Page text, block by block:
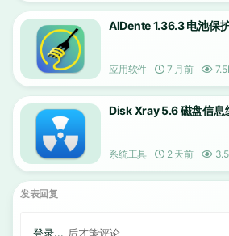
AlDente 1.36.3 电池保
应用软件 7 月前
Disk Xray 5.6 磁盘信息
系统工具 2 天前
发表回复
登录... 后才能评论